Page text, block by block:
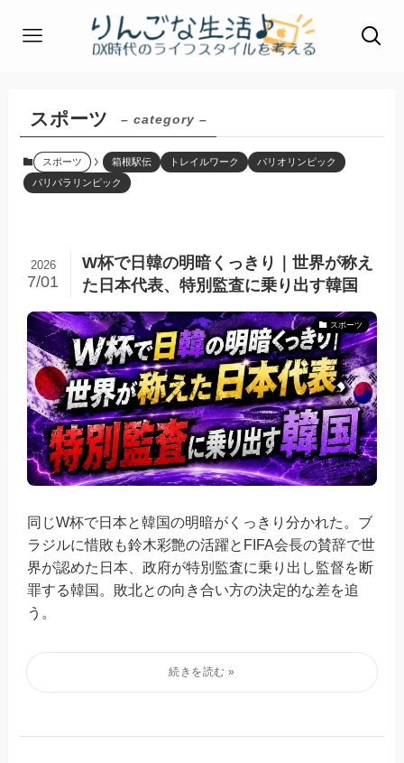
スポーツ – category –
スポーツ 箱根駅伝 トレイルワーク
パリオリンピック
パリパラリンピック
W杯で日韓の明暗くっきり｜世界が称え
た日本代表、特別監査に乗り出す韓国
2026
7/01
スポーツ
同じW杯で日本と韓国の明暗がくっきり分かれた。ブ
ラジルに惜敗も鈴木彩艶の活躍とFIFA会長の賛辞で世
界が認めた日本、政府が特別監査に乗り出し監督を断
罪する韓国。敗北との向き合い方の決定的な差を追
う。